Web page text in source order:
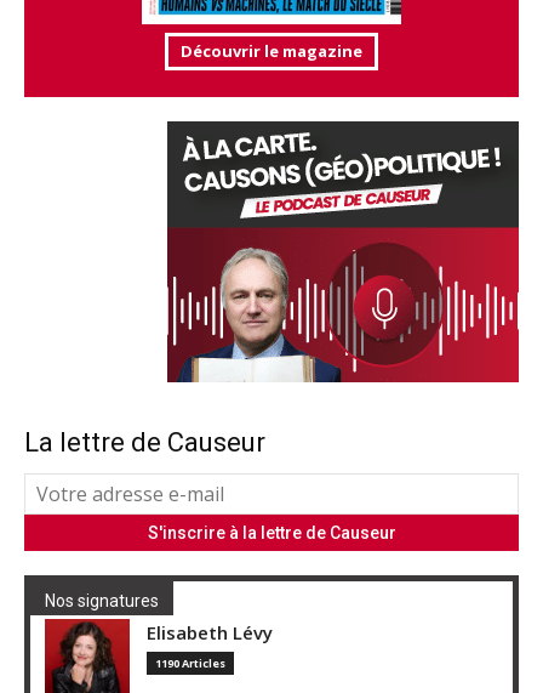
Découvrir le magazine
La lettre de Causeur
Nos signatures
Elisabeth Lévy
1190 Articles